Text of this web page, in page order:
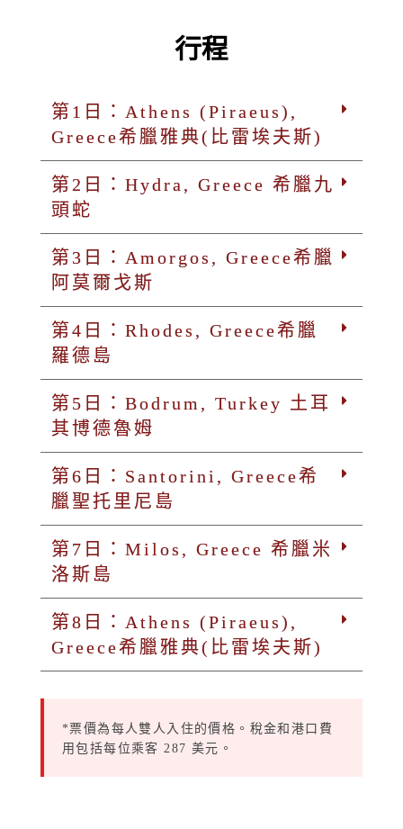
行程
第1日：Athens (Piraeus),
Greece希臘雅典(比雷埃夫斯)
第2日：Hydra, Greece 希臘九
頭蛇
第3日：Amorgos, Greece希臘
阿莫爾戈斯
第4日：Rhodes, Greece希臘
羅德島
第5日：Bodrum, Turkey 土耳
其博德魯姆
第6日：Santorini, Greece希
臘聖托里尼島
第7日：Milos, Greece 希臘米
洛斯島
第8日：Athens (Piraeus),
Greece希臘雅典(比雷埃夫斯)
*票價為每人雙人入住的價格。稅金和港口費
用包括每位乘客 287 美元。